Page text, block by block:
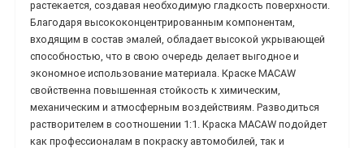
растекается, создавая необходимую гладкость поверхности.
Благодаря высококонцентрированным компонентам,
входящим в состав эмалей, обладает высокой укрывающей
способностью, что в свою очередь делает выгодное и
экономное использование материала. Краске MACAW
свойственна повышенная стойкость к химическим,
механическим и атмосферным воздействиям. Разводиться
растворителем в соотношении 1:1. Краска MACAW подойдет
как профессионалам в покраску автомобилей, так и